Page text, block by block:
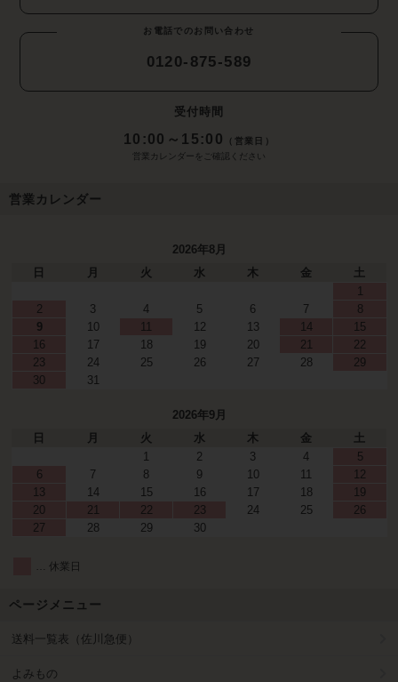
お電話でのお問い合わせ
0120-875-589
受付時間
10:00～15:00
（営業日）
営業カレンダーをご確認ください
営業カレンダー
2026年8月
日
月 火 水 木 金
土
1
2
3 4 5 6 7
8
9
10 11 12 13 14
15
16
17 18 19 20 21
22
23
24 25 26 27 28
29
30
31
2026年9月
日
月 火 水 木 金
土
1
2 3 4
5
6
7 8 9 10 11
12
13
14 15 16 17 18
19
20
21 22 23 24 25
26
27
28 29 30
… 休業日
ページメニュー
送料一覧表（佐川急便）
よみもの